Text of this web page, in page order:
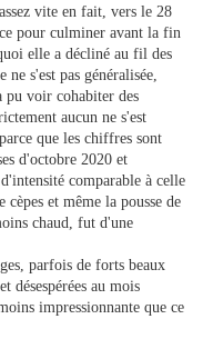
vite en fait, vers le 28
pour culminer avant la fin
elle a décliné au fil des
s'est pas généralisée,
voir cohabiter des
aucun ne s'est
que les chiffres sont
d'octobre 2020 et
comparable à celle
et même la pousse de
chaud, fut d'une
parfois de forts beaux
désespérées au mois
impressionnante que ce